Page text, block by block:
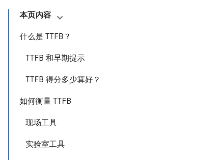
本页内容
什么是 TTFB？
TTFB 和早期提示
TTFB 得分多少算好？
如何衡量 TTFB
现场工具
实验室工具